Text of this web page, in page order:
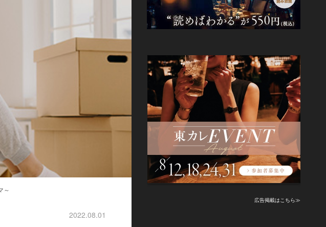
～
2022.08.01
広告掲載はこちら≫